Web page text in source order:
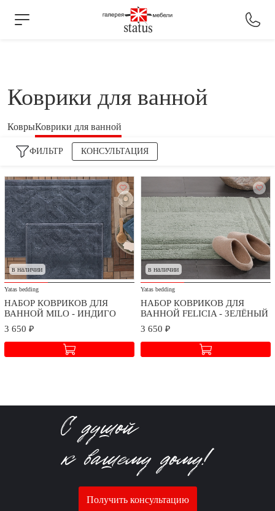
Коврики для ванной
КоврыКоврики для ванной
ФИЛЬТР КОНСУЛЬТАЦИЯ
в наличии
Yatas bedding
НАБОР КОВРИКОВ ДЛЯ
ВАННОЙ MILO - ИНДИГО
3 650 ₽
в наличии
Yatas bedding
НАБОР КОВРИКОВ ДЛЯ
ВАННОЙ FELICIA - ЗЕЛЁНЫЙ
3 650 ₽
Получить консультацию